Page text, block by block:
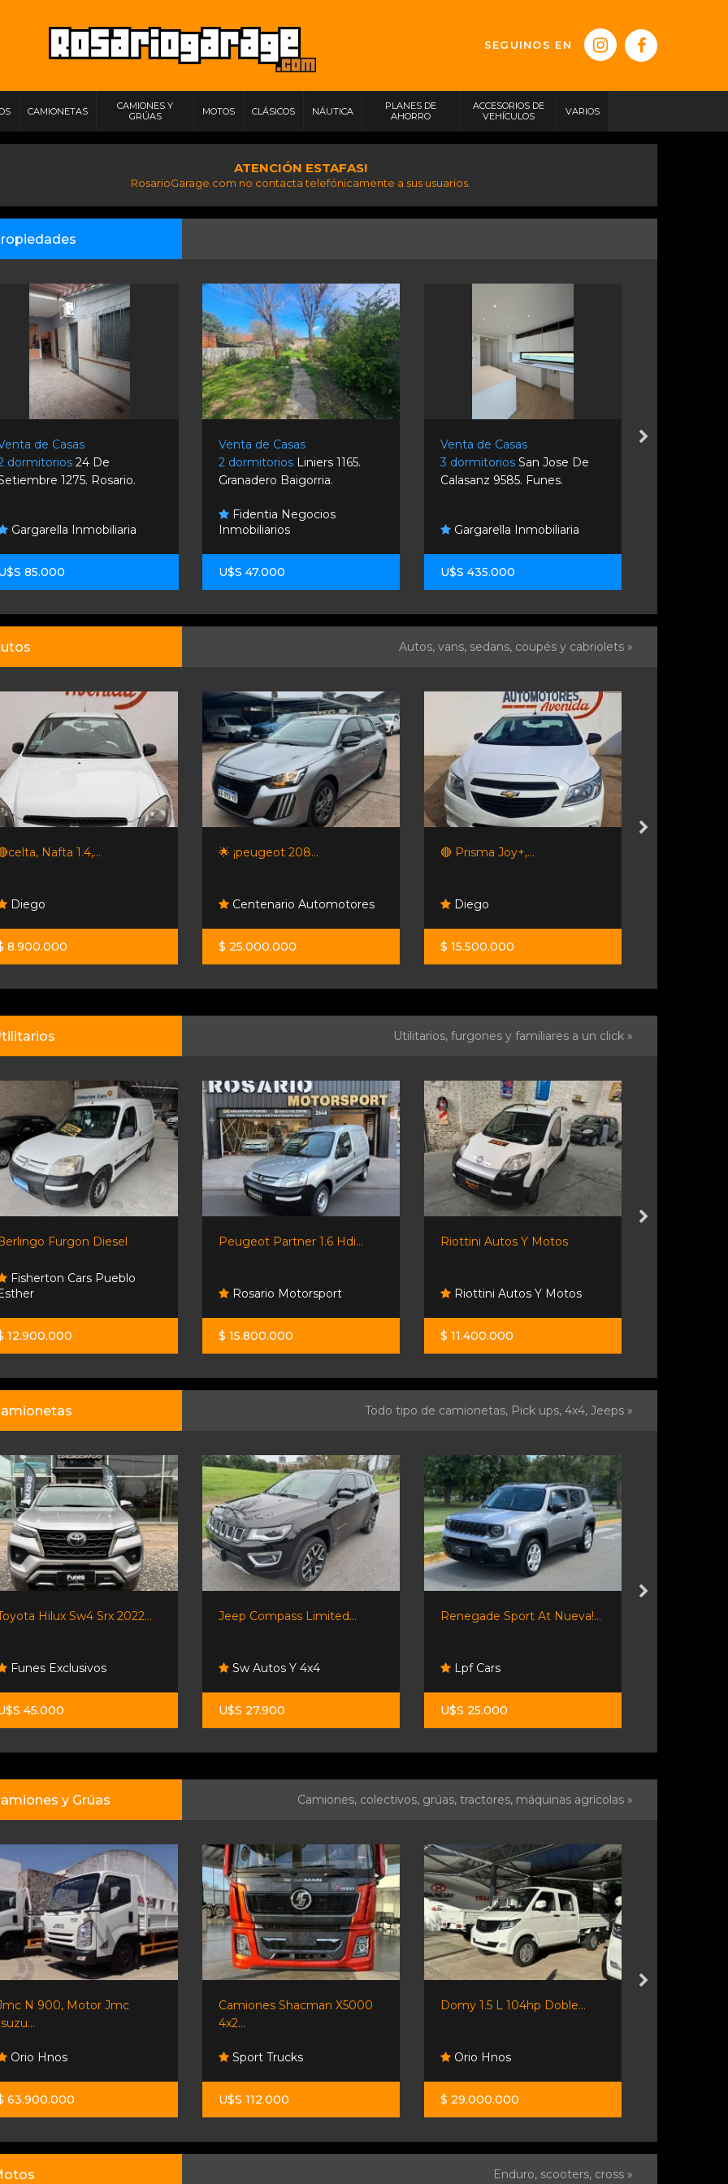
SEGUINOS EN
CAMIONETAS
CAMIONES Y
GRÚAS
MOTOS CLÁSICOS NÁUTICA
PLANES DE
AHORRO
ACCESORIOS DE
VEHÍCULOS
VARIOS
ATENCIÓN ESTAFAS!
RosarioGarage.com no contacta telefónicamente a sus usuarios.
de Casas
dormitorios 24 De
1275. Rosario.
Gargarella Inmobiliaria
85.000
Venta de Casas
2 dormitorios Liniers 1165.
Granadero Baigorria.
Fidentia Negocios
Inmobiliarios
U$S 47.000
Venta de Casas
3 dormitoriosSan Jose De
Calasanz 9585. Funes.
Gargarella Inmobiliaria
U$S 435.000
Autos, vans, sedans, coupés y cabriolets »
Nafta 1.4,...
Diego
8.900.000
🌟 ¡peugeot 208...
Centenario Automotores
$ 25.000.000
🔴 Prisma Joy+,...
Diego
$ 15.500.000
Utilitarios, furgones y familiares a un click »
Furgon Diesel
Fisherton Cars Pueblo
12.900.000
Peugeot Partner 1.6 Hdi...
Rosario Motorsport
$ 15.800.000
Riottini Autos Y Motos
Riottini Autos Y Motos
$ 11.400.000
Todo tipo de camionetas, Pick ups, 4x4, Jeeps »
Hilux Sw4 Srx 2022...
Funes Exclusivos
45.000
Jeep Compass Limited...
Sw Autos Y 4x4
U$S 27.900
Renegade Sport At Nueva!...
Lpf Cars
U$S 25.000
y Grúas Camiones, colectivos, grúas, tractores, máquinas agrícolas »
N 900, Motor Jmc
Orio Hnos
63.900.000
Camiones Shacman X5000
4x2...
Sport Trucks
U$S 112.000
Domy 1.5 L 104hp Doble...
Orio Hnos
$ 29.000.000
Enduro, scooters, cross »